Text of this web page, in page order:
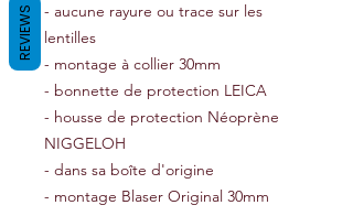
- aucune rayure ou trace sur les
lentilles
- montage à collier 30mm
- bonnette de protection LEICA
- housse de protection Néoprène
NIGGELOH
- dans sa boîte d'origine
- montage Blaser Original 30mm
REVIEWS